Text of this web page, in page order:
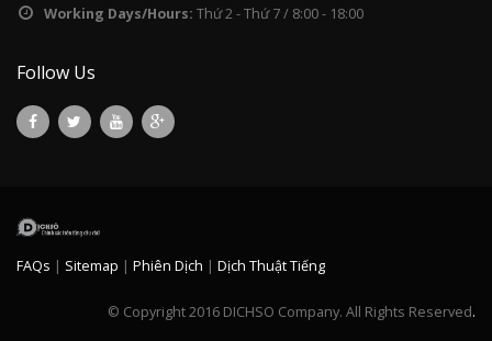
Working Days/Hours: Thứ 2 - Thứ 7 / 8:00 - 18:00
Follow Us
FAQs | Sitemap | Phiên Dịch | Dịch Thuật Tiếng
© Copyright 2016 DICHSO Company. All Rights Reserved.